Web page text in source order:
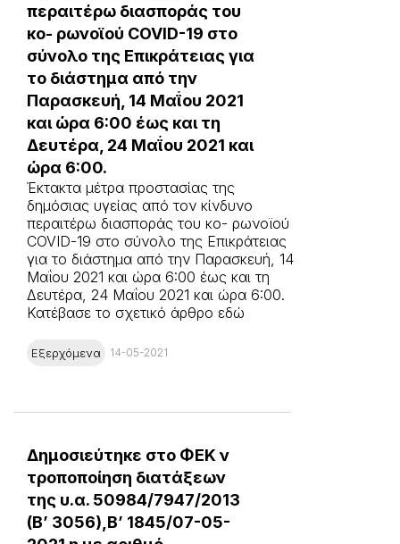
περαιτέρω διασποράς του
κο- ρωνοϊού COVID-19 στο
σύνολο της Επικράτειας για
το διάστημα από την
Παρασκευή, 14 Μαΐου 2021
και ώρα 6:00 έως και τη
Δευτέρα, 24 Μαΐου 2021 και
ώρα 6:00.
Έκτακτα μέτρα προστασίας της
δημόσιας υγείας από τον κίνδυνο
περαιτέρω διασποράς του κο- ρωνοϊού
COVID-19 στο σύνολο της Επικράτειας
για το διάστημα από την Παρασκευή, 14
Μαΐου 2021 και ώρα 6:00 έως και τη
Δευτέρα, 24 Μαΐου 2021 και ώρα 6:00.
Κατέβασε το σχετικό άρθρο εδώ
Εξερχόμενα 14-05-2021
Δημοσιεύτηκε στο ΦΕΚ ν
τροποποίηση διατάξεων
της υ.α. 50984/7947/2013
(Β’ 3056),Β’ 1845/07-05-